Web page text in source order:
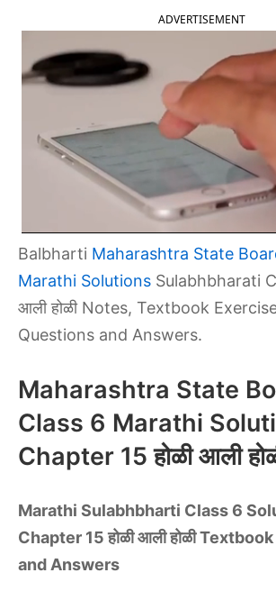
ADVERTISEMENT
Balbharti Maharashtra State
Marathi Solutions Sulabhbharati
आली होळी Notes, Textbook
Questions and Answers.
Maharashtra State
Class 6 Marathi
Chapter 15 होळी आली
Marathi Sulabhbharti Class 6
Chapter 15 होळी आली होळी
and Answers